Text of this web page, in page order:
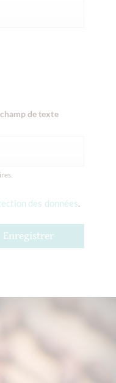
de texte
des données.
Enregistrer